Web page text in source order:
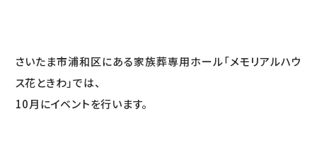
さいたま市浦和区にある家族葬専用ホール「メモリアルハウ
ス花ときわ」では、
10月にイベントを行います。